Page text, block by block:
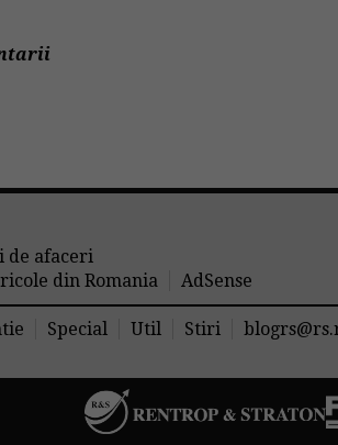
de afaceri
din Romania AdSense
Special Util Stiri